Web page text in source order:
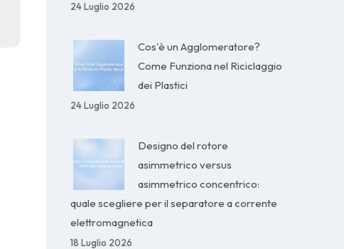
24 Luglio 2026
Cos'è un Agglomeratore?
Come Funziona nel Riciclaggio
dei Plastici
24 Luglio 2026
Designo del rotore
asimmetrico versus
asimmetrico concentrico:
quale scegliere per il separatore a corrente
elettromagnetica
18 Luglio 2026